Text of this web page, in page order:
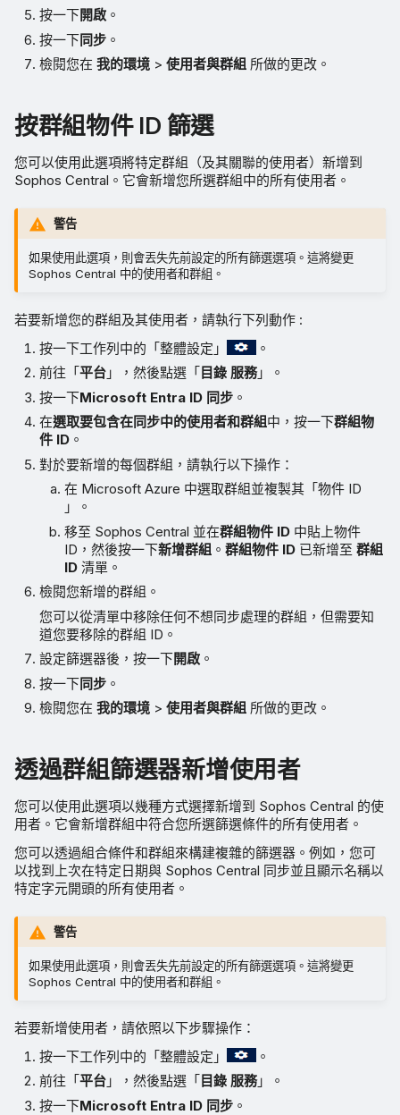
按一下開啟 。
按一下同步 。
檢閱您在我的環境 >使用者與群組 所做的更改。
按群組物件 ID 篩選
您可以使用此選項將特定群組（及其關聯的使用者）新增到
Sophos Central。它會新增您所選群組中的所有使用者。
警告
如果使用此選項，則會丟失先前設定的所有篩選選項。這將變更
Sophos Central 中的使用者和群組。
若要新增您的群組及其使用者，請執行下列動作 :
按一下工作列中的「整體設定」
。
前往「平台 」，然後點選「 目錄 服務」。
按一下Microsoft Entra ID 同步 。
在選取要包含在同步中的使用者和群組中，按一下群組物
件 ID 。
對於要新增的每個群組，請執行以下操作：
在 Microsoft Azure 中選取群組並複製其「物件 ID
」。
移至 Sophos Central 並在群組物件 ID 中貼上物件
ID，然後按一下新增群組 。群組物件 ID 已新增至群組
ID 清單。
檢閱您新增的群組。
您可以從清單中移除任何不想同步處理的群組，但需要知
道您要移除的群組 ID。
設定篩選器後，按一下開啟 。
按一下同步 。
檢閱您在我的環境 >使用者與群組 所做的更改。
透過群組篩選器新增使用者
您可以使用此選項以幾種方式選擇新增到 Sophos Central 的使
用者。它會新增群組中符合您所選篩選條件的所有使用者。
您可以透過組合條件和群組來構建複雜的篩選器。例如，您可
以找到上次在特定日期與 Sophos Central 同步並且顯示名稱以
特定字元開頭的所有使用者。
警告
如果使用此選項，則會丟失先前設定的所有篩選選項。這將變更
Sophos Central 中的使用者和群組。
若要新增使用者，請依照以下步驟操作：
按一下工作列中的「整體設定」
。
前往「平台 」，然後點選「目錄 服務」。
按一下Microsoft Entra ID 同步 。